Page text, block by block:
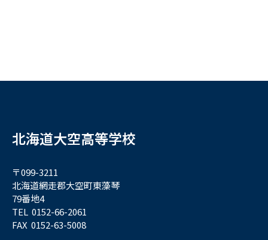
北海道大空高等学校
〒099-3211
北海道網走郡大空町東藻琴
79番地4
TEL 0152-66-2061
FAX 0152-63-5008